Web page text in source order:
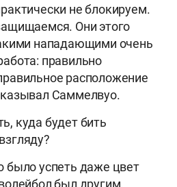
не блокируем.
Они этого
нападающими очень
правильно
расположение
Саммелвуо.
куда будет бить
было успеть даже цвет
был другим,